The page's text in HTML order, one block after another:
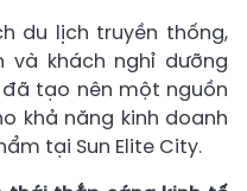
du lịch truyền thống,
và khách nghỉ dưỡng
tạo nên một nguồn
khả năng kinh doanh
tại Sun Elite City.